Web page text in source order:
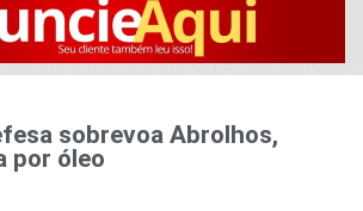
sobrevoa Abrolhos,
por óleo